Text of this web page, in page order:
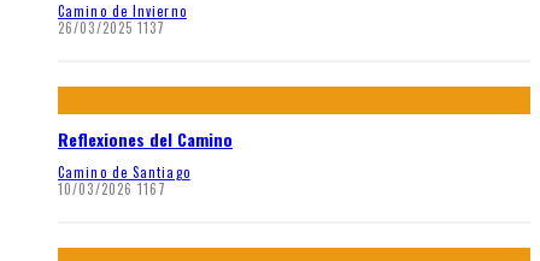
Camino de Invierno
26/03/2025 1137
Reflexiones del Camino
Camino de Santiago
10/03/2026 1167